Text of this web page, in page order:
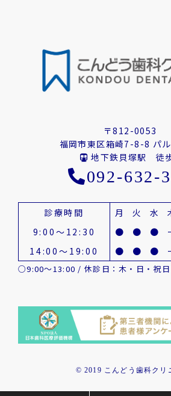
〒812-0053
福岡市東区箱崎7-8-8 パ
地下鉄貝塚駅 徒
092-632-
診療時間 月 火 水
9:00～12:30
● ● ●
14:00～19:00
● ● ●
○9:00～13:00 / 休診日：木・日・祝日
© 2019 こんどう歯科クリ